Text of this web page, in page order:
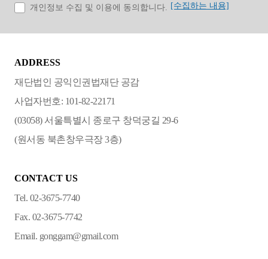
개인정보 수집 및 이용에 동의합니다. [수집하는 내용]
ADDRESS
재단법인 공익인권법재단 공감
사업자번호: 101-82-22171
(03058) 서울특별시 종로구 창덕궁길 29-6
(원서동 북촌창우극장 3층)
CONTACT US
Tel. 02-3675-7740
Fax. 02-3675-7742
Email. gonggam@gmail.com